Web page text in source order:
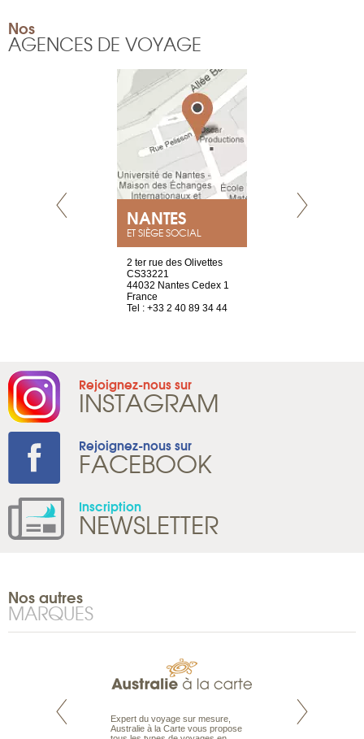
Nos
AGENCES DE VOYAGE
NANTES
ET SIÈGE SOCIAL
2 ter rue des Olivettes
CS33221
44032 Nantes Cedex 1
France
Tel : +33 2 40 89 34 44
Rejoignez-nous sur
INSTAGRAM
Rejoignez-nous sur
FACEBOOK
Inscription
NEWSLETTER
Nos autres
MARQUES
est le spécialiste
Expert du voyage sur mesure,
Australie à la Carte vous propose
Parce qu’ils sont